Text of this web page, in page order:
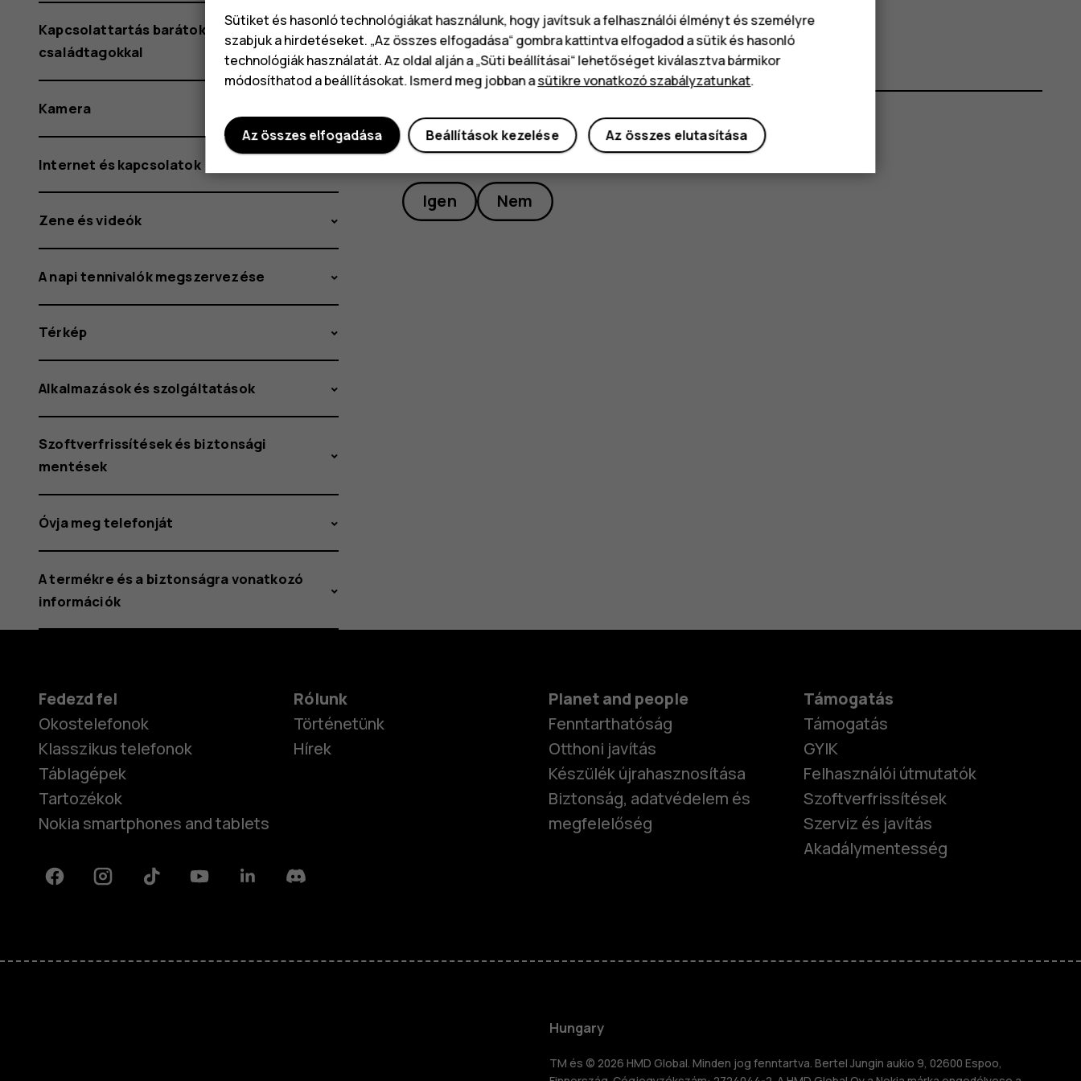
Okostelefonok
Klasszikus telefonok
Hasznosnak találtad?
Igen Nem
Kapcsolattartás barátokkal és
családtagokkal
Kamera
Internet és kapcsolatok
Zene és videók
A napi tennivalók megszervezése
Térkép
Alkalmazások és szolgáltatások
Szoftverfrissítések és biztonsági
mentések
Óvja meg telefonját
A termékre és a biztonságra vonatkozó
információk
Fedezd fel
Okostelefonok
Klasszikus telefonok
Táblagépek
Tartozékok
Nokia smartphones and tablets
Rólunk
Történetünk
Hírek
Planet and people
Fenntarthatóság
Otthoni javítás
Készülék újrahasznosítása
Biztonság, adatvédelem és
megfelelőség
Támogatás
Támogatás
GYIK
Felhasználói útmutatók
Szoftverfrissítések
Szerviz és javítás
Akadálymentesség
FacebookInstagramTiktok YoutubeLinkedinDiscord
Hungary
TM és © 2026 HMD Global. Minden jog fenntartva. Bertel Jungin aukio 9, 02600 Espoo,
Sütiket és hasonló technológiákat használunk, hogy javítsuk a felhasználói élményt és személyre
szabjuk a hirdetéseket. „Az összes elfogadása“ gombra kattintva elfogadod a sütik és hasonló
technológiák használatát. Az oldal alján a „Süti beállításai“ lehetőséget kiválasztva bármikor
módosíthatod a beállításokat. Ismerd meg jobban asütikre vonatkozó szabályzatunkat.
Az összes elutasítása
Beállítások kezelése
Az összes elfogadása